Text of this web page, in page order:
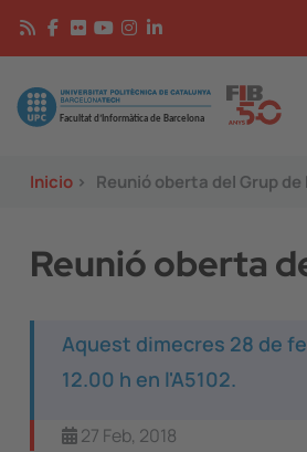
Pasar al contenido principal
Image
Inicio > Reunió oberta del Grup
Reunió oberta
Aquest dimecres 28 de
12.00 h en l'A5102.
27 Feb, 2018